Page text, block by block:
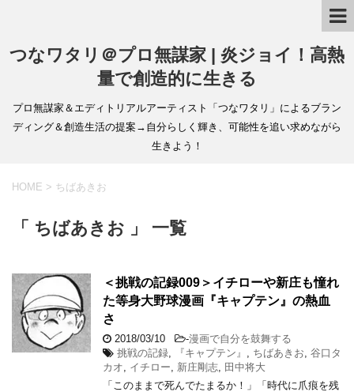
つなワタリ＠プロ無謀家 | 炎ジョイ！高熱
量で創造的に生きる
プロ無謀家＆エディトリアルアーティスト「つなワタリ」によるブラン
ディング＆創造生活の提案→自分らしく輝き、可能性を追い求めながら
生きよう！
HOME > ちばあきお
「 ちばあきお 」 一覧
＜挑戦の記録009＞イチローや新庄も憧れ
た等身大野球漫画『キャプテン』の熱血
さ
2018/03/10 -漫画で自分を鼓舞する
挑戦の記録
『キャプテン』 ちばあきお 谷口タ
カオ
イチロー 新庄剛志 田中将大
「このままで死んでたまるか！」「時代に爪痕を残